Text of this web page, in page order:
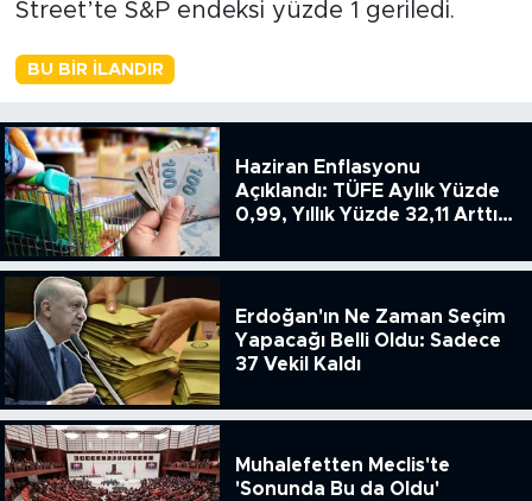
Street’te S&P endeksi yüzde 1 geriledi.
BU BIR İLANDIR
Haziran Enflasyonu
Açıklandı: TÜFE Aylık Yüzde
0,99, Yıllık Yüzde 32,11 Arttı,
51.49
Erdoğan'ın Ne Zaman Seçim
Yapacağı Belli Oldu: Sadece
37 Vekil Kaldı
Muhalefetten Meclis'te
'Sonunda Bu da Oldu'